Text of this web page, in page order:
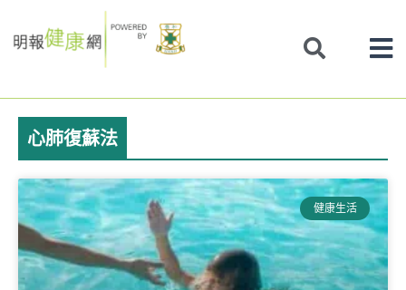
to
心肺復蘇法
健康生活